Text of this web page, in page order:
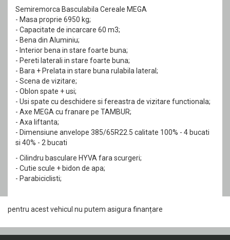
Semiremorca Basculabila Cereale MEGA
- Masa proprie 6950 kg;
- Capacitate de incarcare 60 m3;
- Bena din Aluminiu;
- Interior bena in stare foarte buna;
- Pereti laterali in stare foarte buna;
- Bara + Prelata in stare buna rulabila lateral;
- Scena de vizitare;
- Oblon spate + usi;
- Usi spate cu deschidere si fereastra de vizitare functionala;
- Axe MEGA cu franare pe TAMBUR;
- Axa liftanta;
- Dimensiune anvelope 385/65R22.5 calitate 100% - 4 bucati
si 40% - 2 bucati
- Cilindru basculare HYVA fara scurgeri;
- Cutie scule + bidon de apa;
- Parabiciclisti;
pentru acest vehicul nu putem asigura finanțare